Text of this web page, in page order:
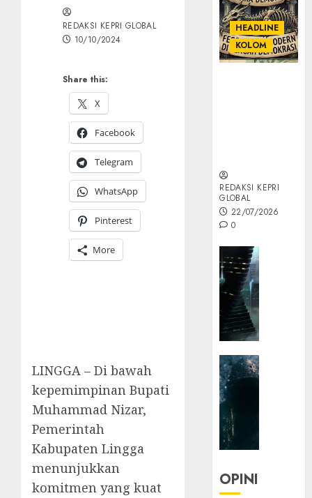
Share this:
X
Facebook
Telegram
WhatsApp
Pinterest
More
REDAKSI KEPRI GLOBAL
10/10/2024
LINGGA – Di bawah
kepemimpinan Bupati
Muhammad Nizar,
Pemerintah
Kabupaten Lingga
menunjukkan
komitmen yang kuat
HEADLINE
KOLOM
REDAKSI KEPRI
GLOBAL
22/07/2026
0
OPINI